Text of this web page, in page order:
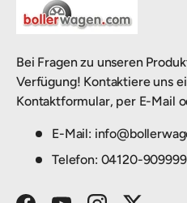
Bei Fragen zu unseren
Verfügung! Kontaktiere uns
Kontaktformular, per E-Mail
E-Mail:
Telefon: 04120-